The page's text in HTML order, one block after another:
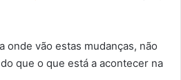
onde vão estas mudanças, não
que o que está a acontecer na